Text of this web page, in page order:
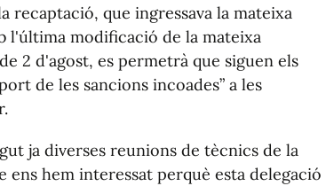
recaptació, que ingressava la mateixa
l'última modificació de la mateixa
2 d'agost, es permetrà que siguen els
de les sancions incoades” a les
ja diverses reunions de tècnics de la
ens hem interessat perquè esta delegació